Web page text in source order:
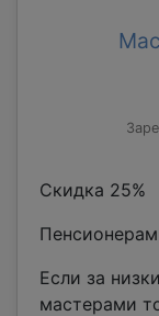
Скидка 25%
Пенсионерам
Если за
мастерами